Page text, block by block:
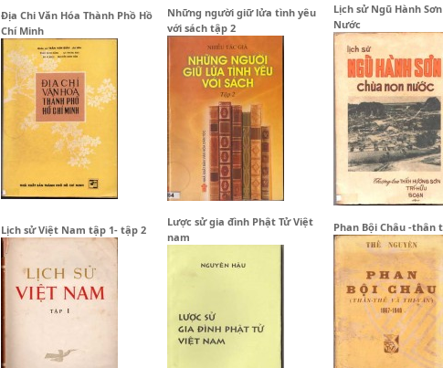
Địa Chi Văn Hóa Thành Phồ Hồ
Chí Minh
Những người giữ lửa tình yêu
với sách tập 2
Lịch sử Ngũ Hành
Nước
Lịch sử Việt Nam tập 1- tập 2
Lược sử gia đình Phật Tử Việt
nam
Phan Bội Châu -thân